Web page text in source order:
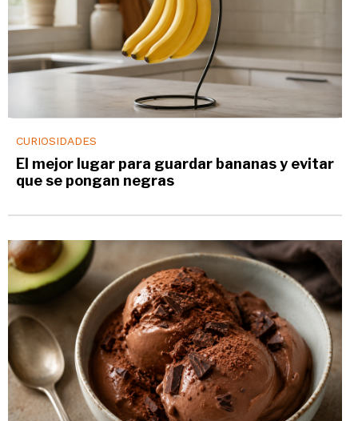
CURIOSIDADES
El mejor lugar para guardar bananas y evitar
que se pongan negras